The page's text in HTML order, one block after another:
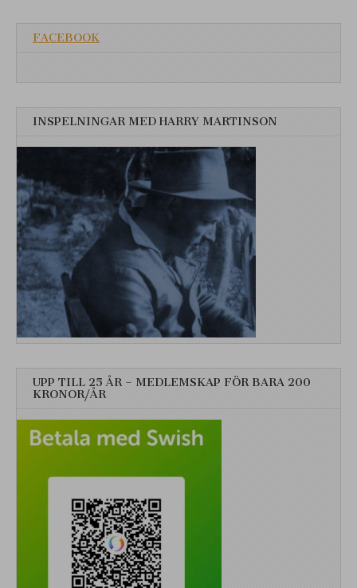
FACEBOOK
INSPELNINGAR MED HARRY MARTINSON
UPP TILL 25 ÅR – MEDLEMSKAP FÖR BARA 200
KRONOR/ÅR